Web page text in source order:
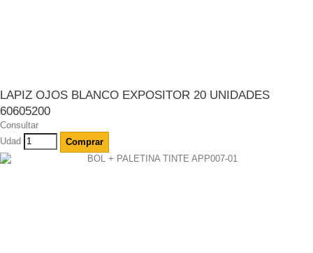
LAPIZ OJOS BLANCO EXPOSITOR 20 UNIDADES
60605200
Consultar
Udad
Comprar